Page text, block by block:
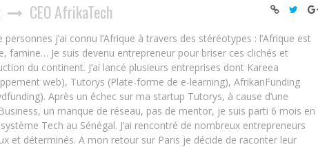
CEO AfrikaTech
j’ai connu l’Afrique à travers des stéréotypes : l’Afrique est
famine… Je suis devenu entrepreneur pour briser ces clichés et
du continent. J’ai lancé plusieurs entreprises dont Kareea
web), Tutorys (Plate-forme de e-learning), AfrikanFunding
Après un échec sur ma startup Tutorys, à cause d’une
un manque de réseau, pas de mentor, je suis parti 6 mois en
Tech au Sénégal. J’ai rencontré de nombreux entrepreneurs
et déterminés. A mon retour sur Paris je décide de raconter leur